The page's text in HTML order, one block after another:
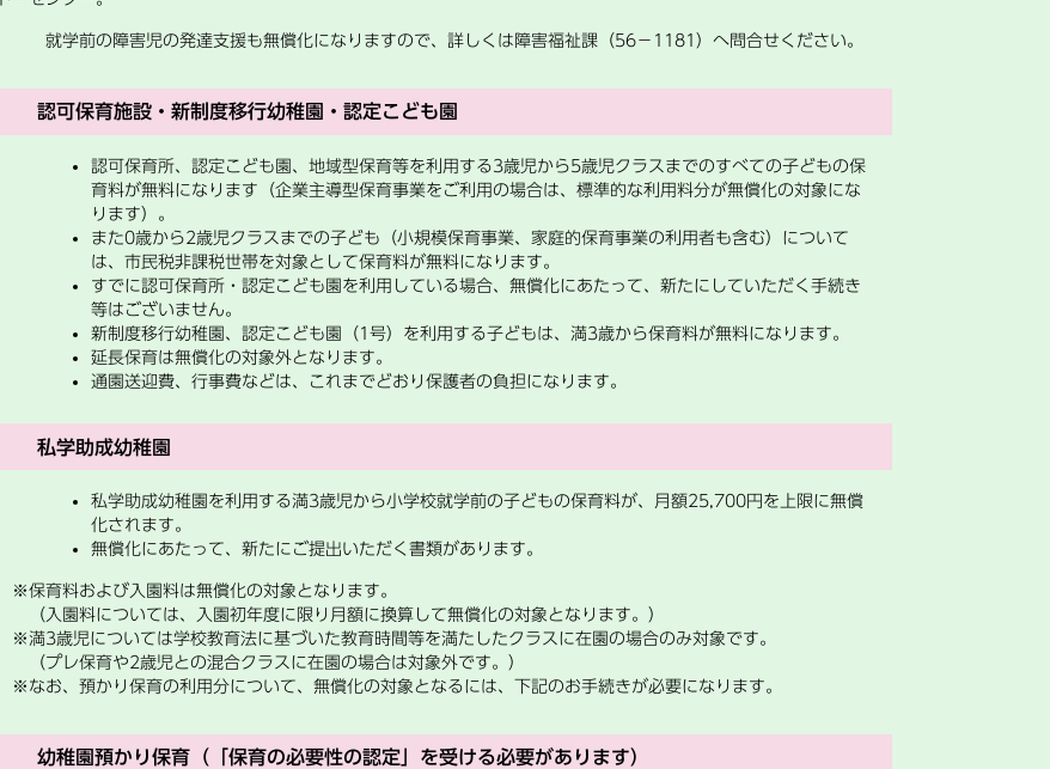
就学前の障害児の発達支援も無償化になりますので、詳しくは障害福祉課（56−1181）へ問合せください。
認可保育施設・新制度移行幼稚園・認定こども園
認可保育所、認定こども園、地域型保育等を利用する3歳児から5歳児クラスまでのすべての子どもの保
育料が無料になります（企業主導型保育事業をご利用の場合は、標準的な利用料分が無償化の対象にな
ります）。
また0歳から2歳児クラスまでの子ども（小規模保育事業、家庭的保育事業の利用者も含む）について
は、市民税非課税世帯を対象として保育料が無料になります。
すでに認可保育所・認定こども園を利用している場合、無償化にあたって、新たにしていただく手続き
等はございません。
新制度移行幼稚園、認定こども園（1号）を利用する子どもは、満3歳から保育料が無料になります。
延長保育は無償化の対象外となります。
通園送迎費、行事費などは、これまでどおり保護者の負担になります。
私学助成幼稚園
私学助成幼稚園を利用する満3歳児から小学校就学前の子どもの保育料が、月額25,700円を上限に無償
化されます。
無償化にあたって、新たにご提出いただく書類があります。
※保育料および入園料は無償化の対象となります。
（入園料については、入園初年度に限り月額に換算して無償化の対象となります。）
※満3歳児については学校教育法に基づいた教育時間等を満たしたクラスに在園の場合のみ対象です。
（プレ保育や2歳児との混合クラスに在園の場合は対象外です。）
※なお、預かり保育の利用分について、無償化の対象となるには、下記のお手続きが必要になります。
幼稚園預かり保育（「保育の必要性の認定」を受ける必要があります）